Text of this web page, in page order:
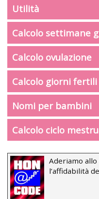
Utilità
Calcolo settimane
Calcolo ovulazione
Calcolo giorni fertili
Nomi per bambini
Calcolo ciclo
Aderiamo
l’affidabilità